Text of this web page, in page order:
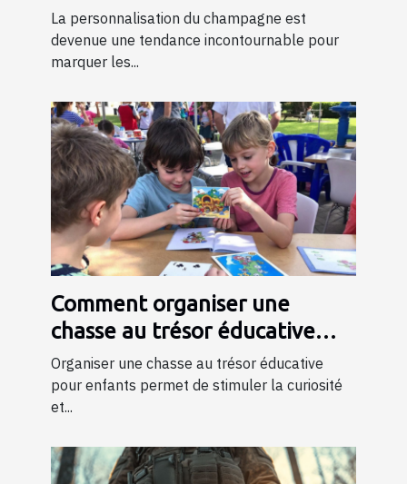
spéciales ?
La personnalisation du champagne est
devenue une tendance incontournable pour
marquer les...
Comment organiser une
chasse au trésor éducative
pour enfants
Organiser une chasse au trésor éducative
pour enfants permet de stimuler la curiosité
et...